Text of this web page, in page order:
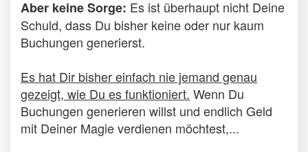
Aber keine Sorge: Es ist überhaupt nicht Deine
Schuld, dass Du bisher keine oder nur kaum
Buchungen generierst.
Es hat Dir bisher einfach nie jemand genau
gezeigt, wie Du es funktioniert. Wenn Du
Buchungen generieren willst und endlich Geld
mit Deiner Magie verdienen möchtest,...